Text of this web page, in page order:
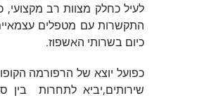
לעיל כחלק מצוות רב
התקשרות עם מטפלים
כיום בשרותי האשפוז.
כפועל יוצא של הרפורמה
שירותים,יביא לתחרות בין